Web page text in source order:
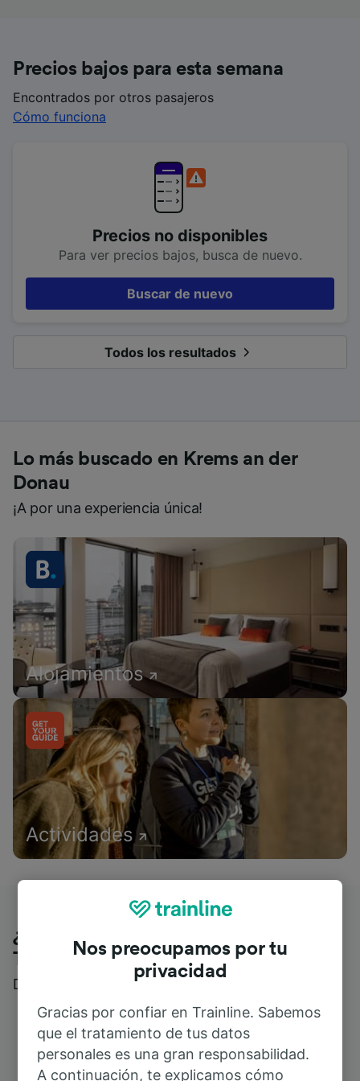
Precios bajos para esta semana
Encontrados por otros pasajeros
Cómo funciona
Precios no disponibles
Para ver precios bajos, busca de nuevo.
Buscar de nuevo
Todos los resultados
Lo más buscado en Krems an der
Donau
¡A por una experiencia única!
Alojamientos
Actividades
¿Qué piensan nuestros clientes de
Trainline?
Descubre reseñas reales de nuestros viajeros
Nos preocupamos por tu
privacidad
Gracias por confiar en Trainline. Sabemos
que el tratamiento de tus datos
personales es una gran responsabilidad.
A continuación, te explicamos cómo